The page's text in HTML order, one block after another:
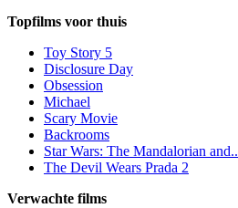
Topfilms voor thuis
Toy Story 5
Disclosure Day
Obsession
Michael
Scary Movie
Backrooms
Star Wars: The Mandalorian and..
The Devil Wears Prada 2
Verwachte films